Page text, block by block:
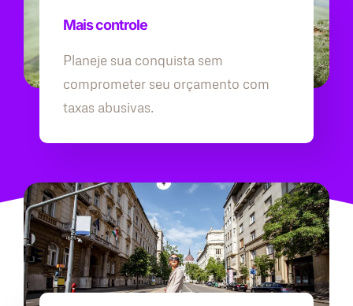
Mais controle
Planeje sua conquista sem
comprometer seu orçamento com
taxas abusivas.